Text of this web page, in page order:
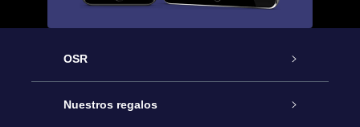
OSR
Atención
Nuestros regalos